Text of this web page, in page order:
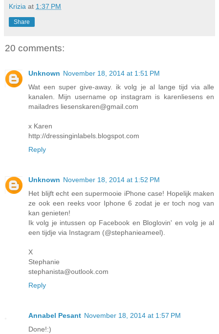
Krizia at 1:37 PM
Share
20 comments:
Unknown November 18, 2014 at 1:51 PM
Wat een super give-away. ik volg je al lange tijd via alle
kanalen. Mijn username op instagram is karenliesens en
mailadres liesenskaren@gmail.com
x Karen
http://dressinginlabels.blogspot.com
Reply
Unknown November 18, 2014 at 1:52 PM
Het blijft echt een supermooie iPhone case! Hopelijk maken
ze ook een reeks voor Iphone 6 zodat je er toch nog van
kan genieten!
Ik volg je intussen op Facebook en Bloglovin' en volg je al
een tijdje via Instagram (@stephanieameel).
X
Stephanie
stephanista@outlook.com
Reply
Annabel Pesant November 18, 2014 at 1:57 PM
Done!:)